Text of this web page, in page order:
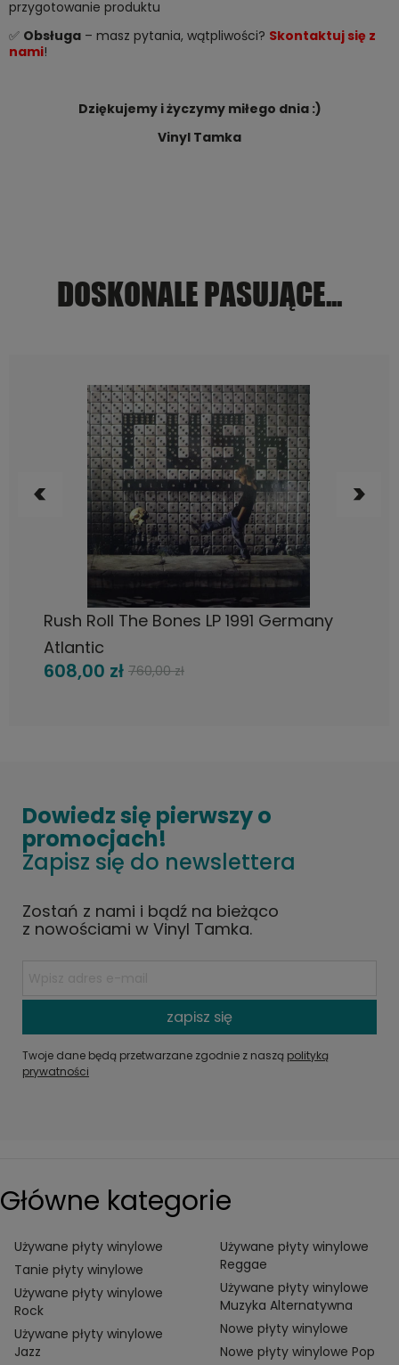
przygotowanie produktu
✅ Obsługa – masz pytania, wątpliwości? Skontaktuj się z
nami!
Dziękujemy i życzymy miłego dnia :)
Vinyl Tamka
DOSKONALE PASUJĄCE...
Rush Roll The Bones LP 1991 Germany
Atlantic
608,00 zł 760,00 zł
DO KOSZYKA
Dowiedz się pierwszy o
promocjach!
Zapisz się do newslettera
Zostań z nami i bądź na bieżąco
z nowościami w Vinyl Tamka.
zapisz się
Twoje dane będą przetwarzane zgodnie z naszą polityką
prywatności
Główne kategorie
Używane płyty winylowe
Tanie płyty winylowe
Używane płyty winylowe
Rock
Używane płyty winylowe
Jazz
Używane płyty winylowe
Reggae
Używane płyty winylowe
Muzyka Alternatywna
Nowe płyty winylowe
Nowe płyty winylowe Pop